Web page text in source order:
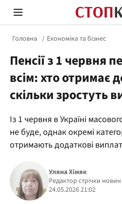
Політика
Головна Економіка та бізнес
Пенсії з 1 червня
всім: хто отримає
скільки зростуть
Із 1 червня в Україні
не буде, однак окремі
отримають додаткові
Уляна Хімяк
Редактор стрічки новин
24.05.2026 21:02